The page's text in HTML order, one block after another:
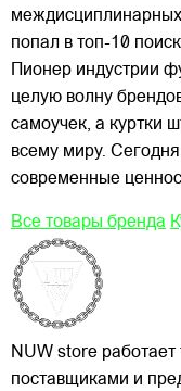
попал в топ-10
Пионер индустрии
целую волну
самоучек, а куртки
всему миру.
современные
Все товары бренда
NUW store
поставщиками и